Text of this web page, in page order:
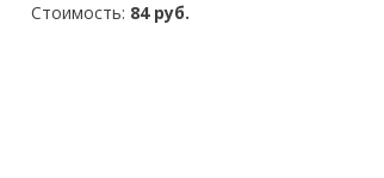
Стоимость: 84 руб.